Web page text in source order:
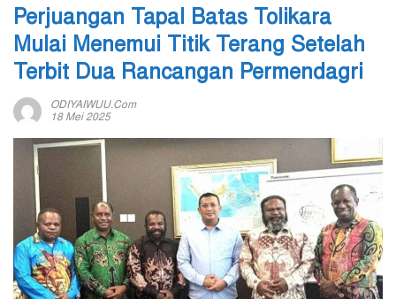
Perjuangan Tapal Batas Tolikara
Mulai Menemui Titik Terang Setelah
Terbit Dua Rancangan Permendagri
ODIYAIWUU.com
18 Mei 2025